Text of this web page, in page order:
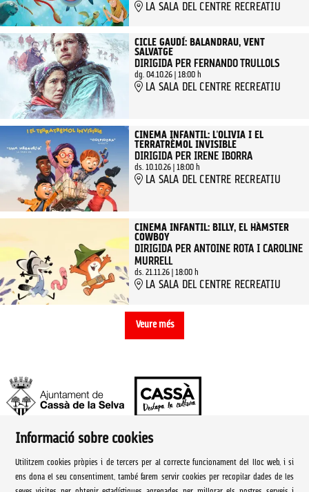
LA SALA DEL CENTRE RECREATIU
CICLE GAUDÍ: BALANDRAU, VENT
SALVATGE
DIRIGIDA PER FERNANDO TRULLOLS
dg. 04.10.26| 18:00 h
LA SALA DEL CENTRE RECREATIU
CINEMA INFANTIL: L'OLIVIA I EL
TERRATRÈMOL INVISIBLE
DIRIGIDA PER IRENE IBORRA
ds. 10.10.26| 18:00 h
LA SALA DEL CENTRE RECREATIU
CINEMA INFANTIL: BILLY, EL HÀMSTER
COWBOY
DIRIGIDA PER ANTOINE ROTA I CAROLINE
MURRELL
ds. 21.11.26| 18:00 h
LA SALA DEL CENTRE RECREATIU
Veure més
Ajuntament de Cassà de la Selva | Àrea de cultura
Rambla Onze de Setembre, 107
Informació sobre cookies
Utilitzem cookies pròpies i de tercers per al correcte funcionament del lloc web, i si
ens dona el seu consentiment, també farem servir cookies per recopilar dades de les